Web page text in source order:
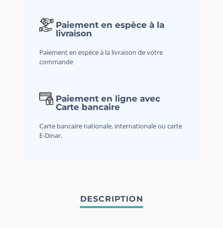
Paiement en espèce à la
livraison
Paiement en espèce à la livraison de votre
commande
Paiement en ligne avec
Carte bancaire
Carte bancaire nationale, internationale ou carte
E-Dinar.